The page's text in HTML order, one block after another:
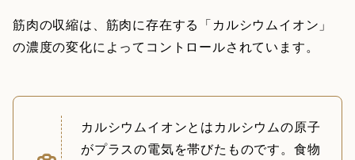
筋肉の収縮は、筋肉に存在する「カルシウムイオン」
の濃度の変化によってコントロールされています。
カルシウムイオンとはカルシウムの原子
がプラスの電気を帯びたものです。食物